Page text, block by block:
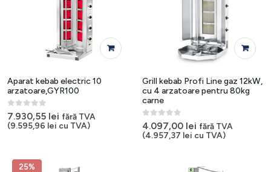
Aparat kebab electric 10
arzatoare,GYR100
0out of 5
7.930,55 lei fără TVA
(9.595,96 lei cu TVA)
Grill kebab Profi Line gaz 12kW,
cu 4 arzatoare pentru 80kg
carne
0out of 5
4.097,00 lei fără TVA
(4.957,37 lei cu TVA)
25%